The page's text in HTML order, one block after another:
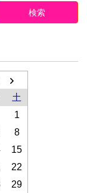
土
1
8
15
22
29